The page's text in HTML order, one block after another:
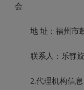
会
地 址：福州市鼓
联系人：乐静旋
2.代理机构信息